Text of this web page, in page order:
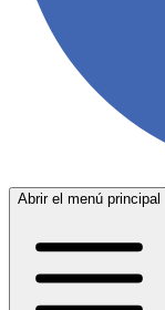
Abrir el menú principal